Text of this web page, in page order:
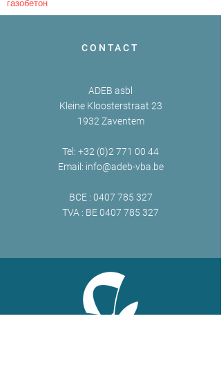
газобетон
CONTACT
ADEB asbl
Kleine Kloosterstraat 23
1932 Zaventem
Tel: +32 (0)2 771 00 44
Email: info@adeb-vba.be
BCE : 0407 785 327
TVA : BE0407 785 327